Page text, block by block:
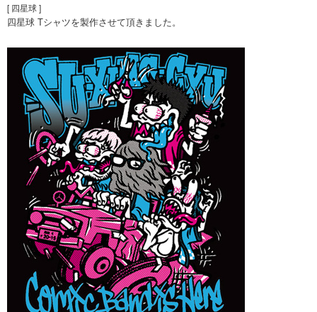
[ 四星球 ]
四星球 Tシャツを製作させて頂きました。